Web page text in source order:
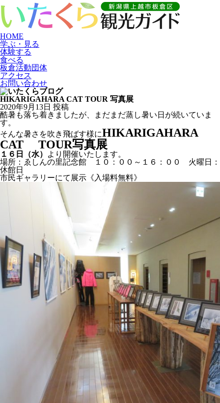
HOME
学ぶ・見る
体験する
食べる
板倉活動団体
アクセス
お問い合わせ
HIKARIGAHARA CAT TOUR 写真展
2020年9月13日 投稿
酷暑も落ち着きましたが、まだまだ蒸し暑い日が続いていま
す。
そんな暑さを吹き飛ばす様にHIKARIGAHARA
CAT TOUR写真展
１６日（水）
より開催いたします。
場所：ゑしんの里記念館 １０：００～１６：００ 火曜日：
休館日
市民ギャラリーにて展示《入場料無料》